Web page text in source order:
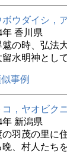
ボウダイシ，
年 香川県
魃の時、弘法
留水明神とし
事例
コ，ヤオビクニ
年 新潟県
の羽茂の里に
晩、村人たち